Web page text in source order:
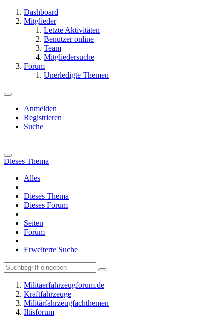
Dashboard
Mitglieder
Letzte Aktivitäten
Benutzer online
Team
Mitgliedersuche
Forum
Unerledigte Themen
Anmelden
Registrieren
Suche
Dieses Thema
Alles
Dieses Thema
Dieses Forum
Seiten
Forum
Erweiterte Suche
Militaerfahrzeugforum.de
Kraftfahrzeuge
Militärfahrzeugfachthemen
Iltisforum